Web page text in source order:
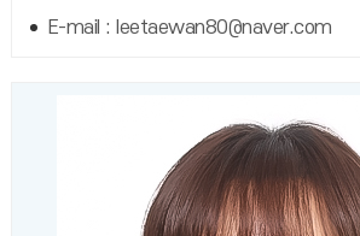
E-mail : leetaewan80@naver.com